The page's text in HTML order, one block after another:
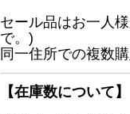
セール品はお一人
で。)
同一住所での複数
【在庫数について】